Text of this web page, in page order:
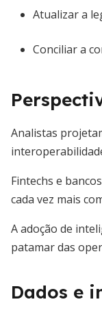
Atualizar a
Conciliar a
Analistas
Fintechs e
cada vez mais
A adoção de
patamar das
Dados e